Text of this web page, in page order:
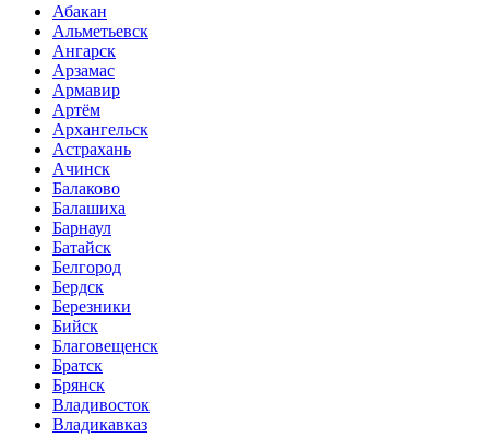
Абакан
Альметьевск
Ангарск
Арзамас
Армавир
Артём
Архангельск
Астрахань
Ачинск
Балаково
Балашиха
Барнаул
Батайск
Белгород
Бердск
Березники
Бийск
Благовещенск
Братск
Брянск
Владивосток
Владикавказ